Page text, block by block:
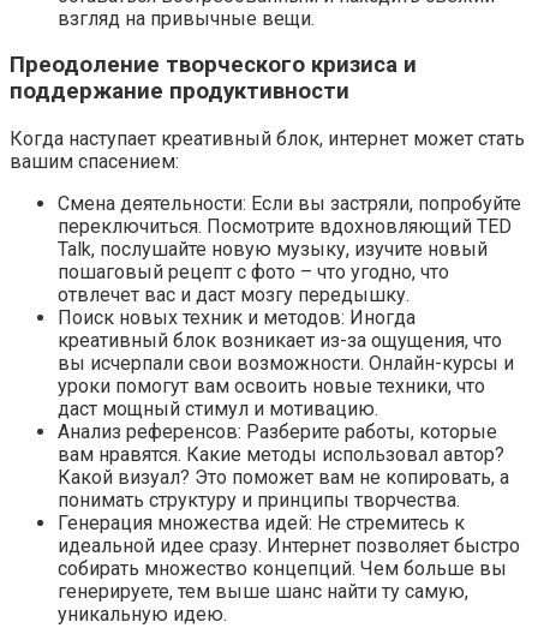
взгляд на привычные вещи.
Преодоление творческого кризиса и
поддержание продуктивности
Когда наступает креативный блок, интернет может стать
вашим спасением:
Смена деятельности: Если вы застряли, попробуйте
переключиться. Посмотрите вдохновляющий TED
Talk, послушайте новую музыку, изучите новый
пошаговый рецепт с фото – что угодно, что
отвлечет вас и даст мозгу передышку.
Поиск новых техник и методов: Иногда
креативный блок возникает из-за ощущения, что
вы исчерпали свои возможности. Онлайн-курсы и
уроки помогут вам освоить новые техники, что
даст мощный стимул и мотивацию.
Анализ референсов: Разберите работы, которые
вам нравятся. Какие методы использовал автор?
Какой визуал? Это поможет вам не копировать, а
понимать структуру и принципы творчества.
Генерация множества идей: Не стремитесь к
идеальной идее сразу. Интернет позволяет быстро
собирать множество концепций. Чем больше вы
генерируете, тем выше шанс найти ту самую,
уникальную идею.